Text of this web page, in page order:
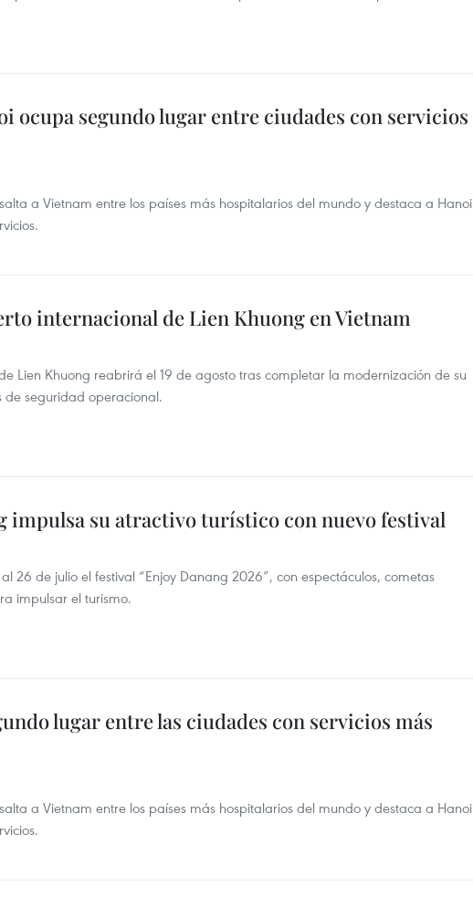
ocupa segundo lugar entre ciudades con servicios
a Vietnam entre los países más hospitalarios del mundo y destaca a Hanoi
internacional de Lien Khuong en Vietnam
Lien Khuong reabrirá el 19 de agosto tras completar la modernización de su
de seguridad operacional.
impulsa su atractivo turístico con nuevo festival
26 de julio el festival “Enjoy Danang 2026”, con espectáculos, cometas
impulsar el turismo.
lugar entre las ciudades con servicios más
a Vietnam entre los países más hospitalarios del mundo y destaca a Hanoi